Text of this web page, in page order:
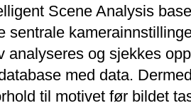
Scene Analysis
sentrale
analyseres og sjekkes
med data.
til motivet før bildet